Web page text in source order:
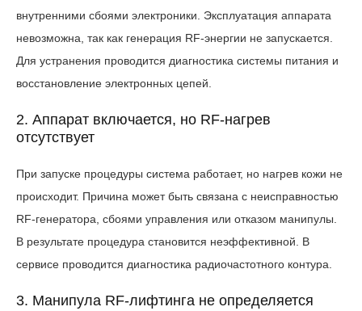
внутренними сбоями электроники. Эксплуатация аппарата
невозможна, так как генерация RF-энергии не запускается.
Для устранения проводится диагностика системы питания и
восстановление электронных цепей.
2. Аппарат включается, но RF-нагрев
отсутствует
При запуске процедуры система работает, но нагрев кожи не
происходит. Причина может быть связана с неисправностью
RF-генератора, сбоями управления или отказом манипулы.
В результате процедура становится неэффективной. В
сервисе проводится диагностика радиочастотного контура.
3. Манипула RF-лифтинга не определяется